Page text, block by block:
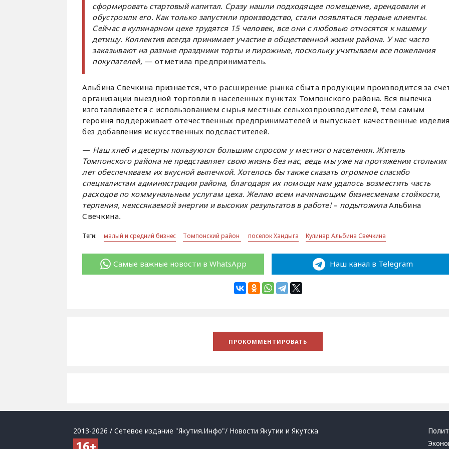
сформировать стартовый капитал. Сразу нашли подходящее помещение, арендовали и
обустроили его. Как только запустили производство, стали появляться первые клиенты.
Сейчас в кулинарном цехе трудятся 15 человек, все они с любовью относятся к нашему
детищу. Коллектив всегда принимает участие в общественной жизни района. У нас часто
заказывают на разные праздники торты и пирожные, поскольку учитываем все пожелания
покупателей, — отметила предприниматель.
Альбина Свечкина признается, что расширение рынка сбыта продукции производится за
организации выездной торговли в населенных пунктах Томпонского района. Вся выпечка
изготавливается с использованием сырья местных сельхозпроизводителей, тем самым
героиня поддерживает отечественных предпринимателей и выпускает качественные
без добавления искусственных подсластителей.
— Наш хлеб и десерты пользуются большим спросом у местного населения. Житель
Томпонского района не представляет свою жизнь без нас, ведь мы уже на протяжении стольких
лет обеспечиваем их вкусной выпечкой. Хотелось бы также сказать огромное спасибо
специалистам администрации района, благодаря их помощи нам удалось возместить часть
расходов по коммунальным услугам цеха. Желаю всем начинающим бизнесменам стойкости,
терпения, неиссякаемой энергии и высоких результатов в работе! – подытожилаАльбина
Свечкина.
Теги: малый и средний бизнес Томпонский район поселок Хандыга Кулинар Альбина Свечкина
Самые важные новости в WhatsApp Наш канал в Telegram
2013-2026 / Сетевое издание "Якутия.Инфо"/ Новости Якутии и Якутска